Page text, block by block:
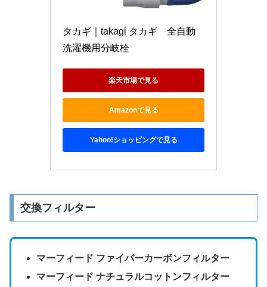
タカギ｜takagi タカギ　全自動
洗濯機用分岐栓
楽天市場で見る
Amazonで見る
Yahoo!ショッピングで見る
交換フィルター
マーフィード ファイバーカーボンフィルター
マーフィード ナチュラルコットンフィルター